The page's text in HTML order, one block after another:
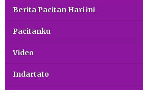
Berita Pacitan Hari ini
Pacitanku
Video
Indartato